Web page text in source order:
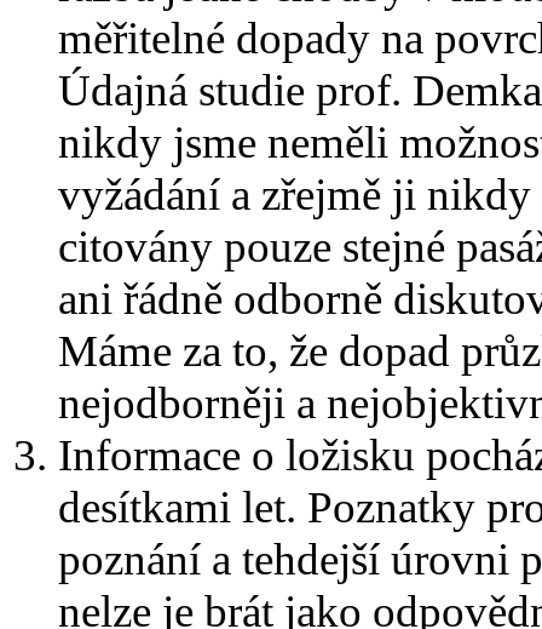
měřitelné dopady na
Údajná studie prof.
nikdy jsme neměli
vyžádání a zřejmě ji
citovány pouze stejné
ani řádně odborně
Máme za to, že dopad
nejodborněji a
Informace o ložisku
desítkami let. Poznatky
poznání a tehdejší úrovni
nelze je brát jako